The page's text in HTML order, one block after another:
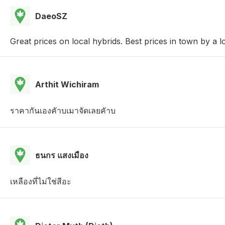
DaeoSZ
Great prices on local hybrids. Best prices in town by a
Arthit Wichiram
ราคากันเองคัาบเมาจัดเลยคัาบ
ธนกร แสงเมือง
เหลืองที่ไม่ใช่สีอะ